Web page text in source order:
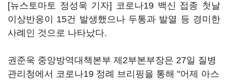
[뉴스토마토 정성욱 기자] 코로나19 백신 접종 첫날
이상반응이 15건 발생했으나 두통과 발열 등 경미한
사례인 것으로 나타났다.
권준욱 중앙방역대책본부 제2부본부장은 27일 질병
관리청에서 코로나19 정례 브리핑을 통해 "어제 아스